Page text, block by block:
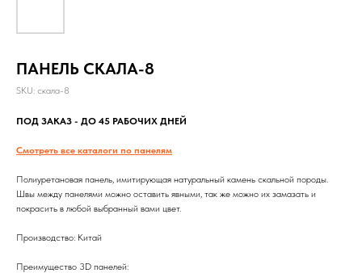
ПАНЕЛЬ СКАЛА-8
SKU: скала-8
ПОД ЗАКАЗ - ДО 45 РАБОЧИХ ДНЕЙ
Смотреть все каталоги по панелям
Полиуретановая панель, имитирующая натуральный камень скальной породы.
Швы между панелями можно оставить явными, так же можно их замазать и
покрасить в любой выбранный вами цвет.
Производство: Китай
Преимущество 3D панелей: